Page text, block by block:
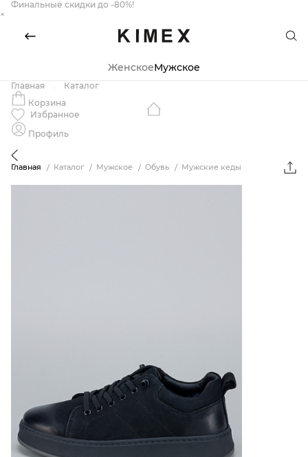
Финальные скидки до -80%!
×
ЖенскоеМужское
Главная
Каталог
Корзина
Избранное
Профиль
Главная Каталог Мужское Обувь Мужские кеды